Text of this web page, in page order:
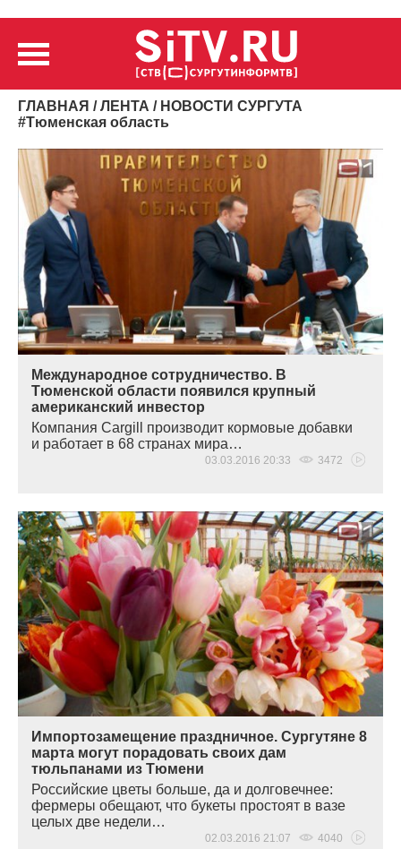
ГЛАВНАЯ /ЛЕНТА / НОВОСТИ СУРГУТА
#Тюменская область
Международное сотрудничество. В
Тюменской области появился крупный
американский инвестор
Компания Cargill производит кормовые добавки
и работает в 68 странах мира…
03.03.2016 20:33 3472
Импортозамещение праздничное. Сургутяне 8
марта могут порадовать своих дам
тюльпанами из Тюмени
Российские цветы больше, да и долговечнее:
фермеры обещают, что букеты простоят в вазе
целых две недели…
02.03.2016 21:07 4040